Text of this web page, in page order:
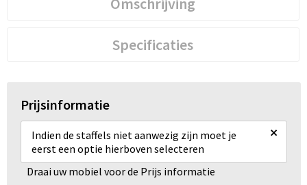
Specificaties
Prijsinformatie
Indien de staffels niet aanwezig zijn moet je
eerst een optie hierboven selecteren
×
Draai uw mobiel voor de Prijs informatie